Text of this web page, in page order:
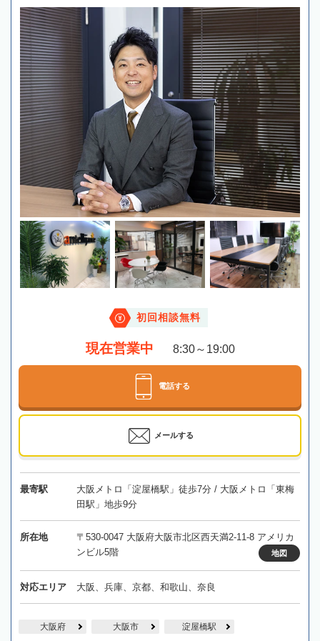
初回相談無料
現在営業中 8:30～19:00
電話する
メールする
最寄駅
大阪メトロ「淀屋橋駅」徒歩7分 / 大阪メトロ「東梅
田駅」地歩9分
所在地
〒530-0047 大阪府大阪市北区西天満2-11-8 アメリカ
ンビル5階
地図
対応エリア 大阪、兵庫、京都、和歌山、奈良
大阪府 大阪市 淀屋橋駅